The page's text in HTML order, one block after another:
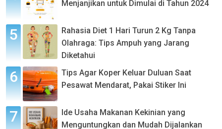
Menjanjikan untuk Dimulai di Tahun 2024
Rahasia Diet 1 Hari Turun 2 Kg Tanpa
Olahraga: Tips Ampuh yang Jarang
Diketahui
Tips Agar Koper Keluar Duluan Saat
Pesawat Mendarat, Pakai Stiker Ini
Ide Usaha Makanan Kekinian yang
Menguntungkan dan Mudah Dijalankan